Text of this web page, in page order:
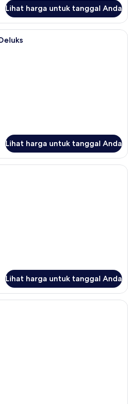
Lihat harga untuk tanggal Anda
Kamar Double atau Twin Deluks |
Lihat harga untuk tanggal Anda
Kamar Single Standar | Seprai
Lihat harga untuk tanggal Anda
Queen Room | Seprai antialergi,